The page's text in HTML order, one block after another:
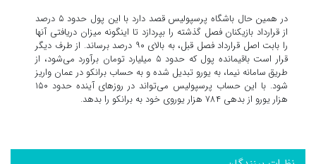
در همین حال باشگاه پرسپولیس قصد دارد با این پول حدود ۵ درصد
از قرارداد بازیکنان فصل گذشته را بپردازد تا اینگونه میزان دریافتی آنها
را بابت اصل قرارداد فصل قبل، به بالای ٩٠ درصد برساند. از طرف دیگر
قرار است باقیمانده پول که حدود ۵ میلیارد تومان برآورد می‌شود، از
طریق سامانه نیما، به یورو تبدیل شده و به حساب برانکو در عمان واریز
شود. با این حساب پرسپولیس‌ می‌تواند در روزهای آینده حدود ١۵٠
هزار یورو از بدهی ٧٨۴ هزار یوروی خود به برانکو را بدهد.